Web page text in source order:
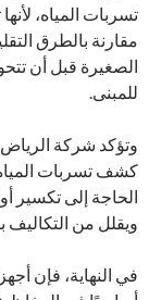
تسربات المياه،
مقارنة بالطرق
الصغيرة قبل أن
للمبنى.
وتؤكد شركة
كشف تسربات
الحاجة إلى تكسير
ويقلل من التكاليف
في النهاية، فإن